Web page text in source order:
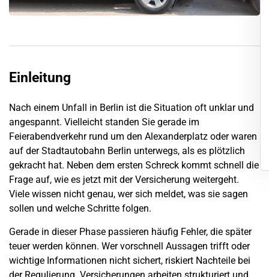
Einleitung
Nach einem Unfall in Berlin ist die Situation oft unklar und
angespannt. Vielleicht standen Sie gerade im
Feierabendverkehr rund um den Alexanderplatz oder waren
auf der Stadtautobahn Berlin unterwegs, als es plötzlich
gekracht hat. Neben dem ersten Schreck kommt schnell die
Frage auf, wie es jetzt mit der Versicherung weitergeht.
Viele wissen nicht genau, wer sich meldet, was sie sagen
sollen und welche Schritte folgen.
Gerade in dieser Phase passieren häufig Fehler, die später
teuer werden können. Wer vorschnell Aussagen trifft oder
wichtige Informationen nicht sichert, riskiert Nachteile bei
der Regulierung. Versicherungen arbeiten strukturiert und